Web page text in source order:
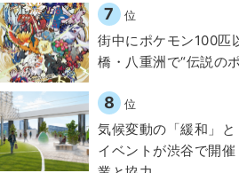
7 位
街中にポケモン100
橋・八重洲で“伝説の
8 位
気候変動の「緩和」
イベントが渋谷で開